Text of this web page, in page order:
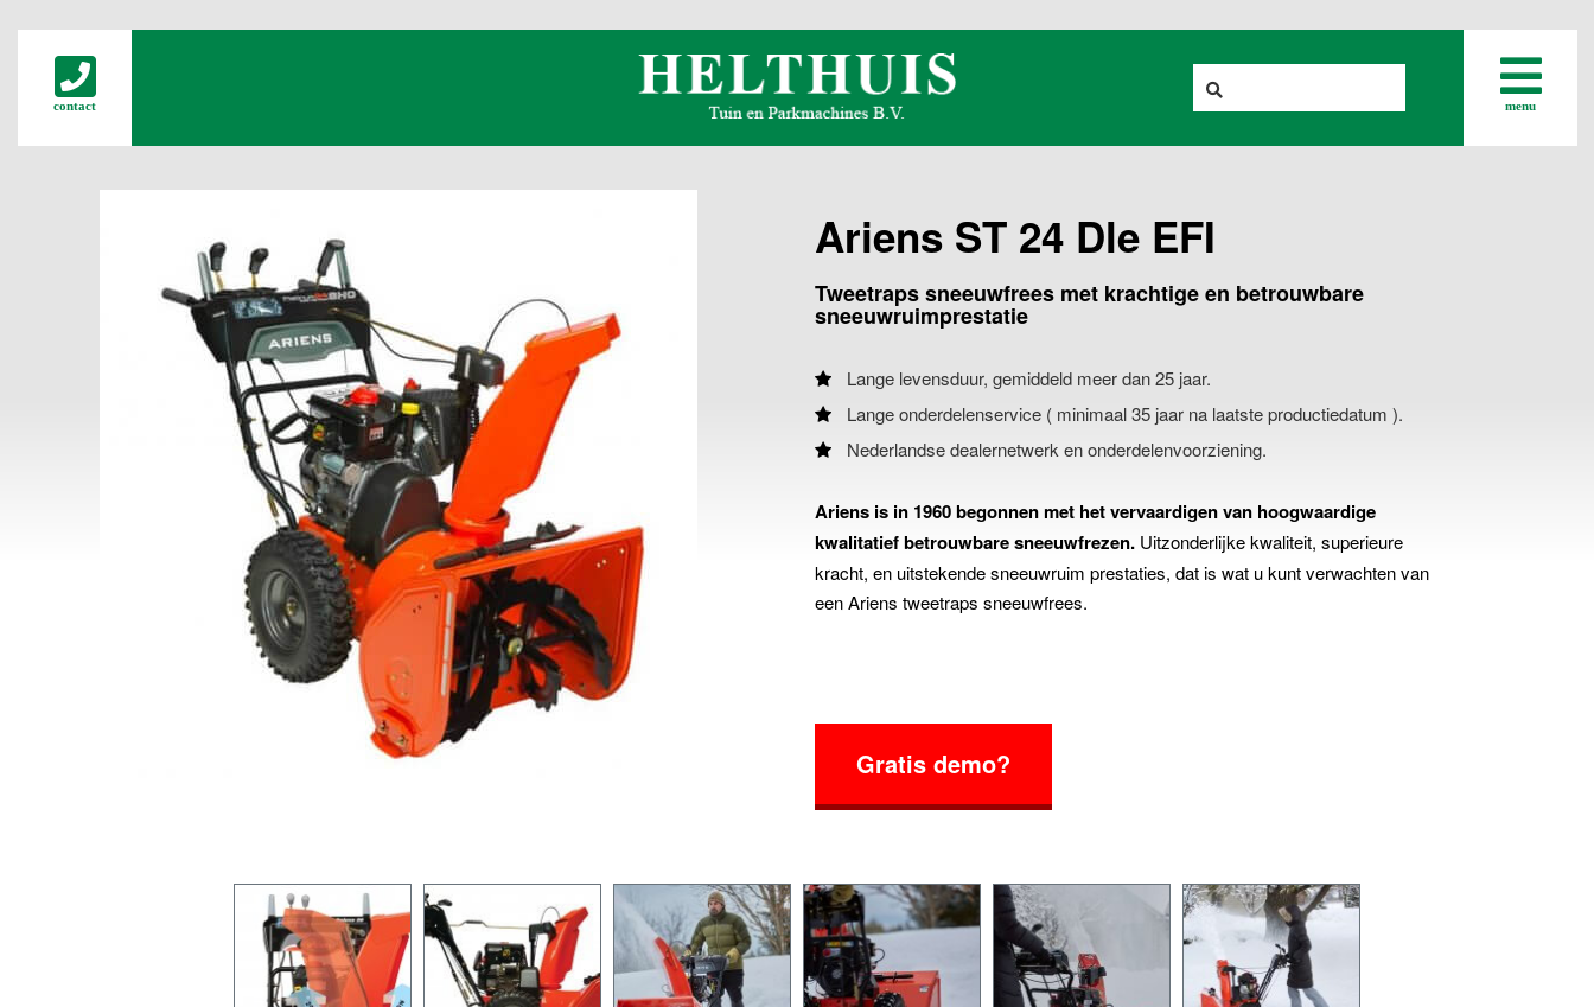
contact menu
Ariens ST 24 Dle EFI
Tweetraps sneeuwfrees met krachtige en betrouwbare
sneeuwruimprestatie
Lange levensduur, gemiddeld meer dan 25 jaar.
Lange onderdelenservice ( minimaal 35 jaar na laatste productiedatum ).
Nederlandse dealernetwerk en onderdelenvoorziening.
Ariens is in 1960 begonnen met het vervaardigen van hoogwaardige
kwalitatief betrouwbare sneeuwfrezen. Uitzonderlijke kwaliteit, superieure
kracht, en uitstekende sneeuwruim prestaties, dat is wat u kunt verwachten van
een Ariens tweetraps sneeuwfrees.
Gratis demo?